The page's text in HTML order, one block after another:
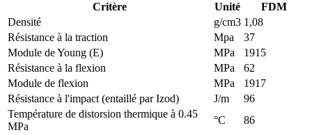
Critère
Unité
FDM
Densité
g/cm3 1,08
Résistance à la traction
Mpa
37
Module de Young (E)
MPa
1915
Résistance à la flexion
MPa
62
Module de flexion
MPa
1917
Résistance à l'impact (entaillé par Izod)
J/m
96
Température de distorsion thermique à 0.45
MPa
°C
86